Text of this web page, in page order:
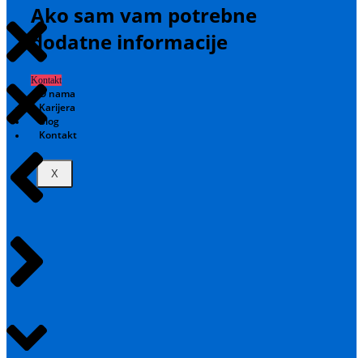
Ako sam vam potrebne
dodatne informacije
Kontakt
O nama
Karijera
Blog
Kontakt
X